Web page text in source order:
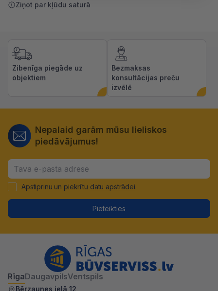
Ziņot par kļūdu saturā
Zibenīga piegāde uz
objektiem
Bezmaksas
konsultācijas preču
izvēlē
Nepalaid garām mūsu lieliskos
piedāvājumus!
Apstiprinu un piekrītu datu apstrādei.
Pieteikties
RīgaDaugavpilsVentspils
Bērzaunes ielā 12